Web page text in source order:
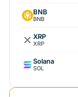
BNB
BNB
XRP
XRP
Solana
SOL